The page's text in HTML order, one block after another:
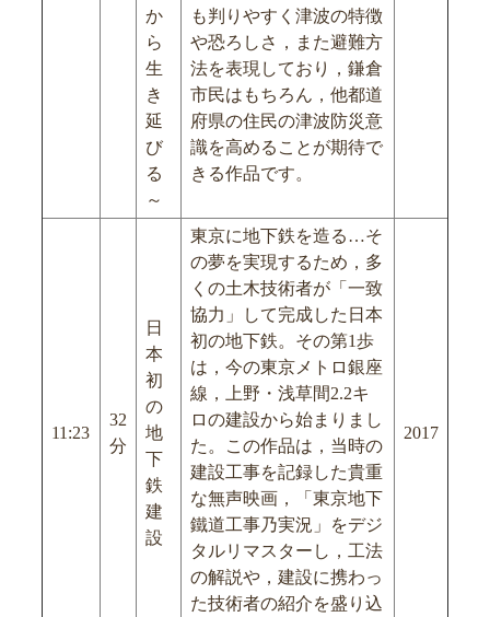
か
ら
生
き
延
び
る
～
も判りやすく津波の特徴
や恐ろしさ，また避難方
法を表現しており，鎌倉
市民はもちろん，他都道
府県の住民の津波防災意
識を高めることが期待で
きる作品です。
11:23
32
分
日
本
初
の
地
下
鉄
建
設
東京に地下鉄を造る…そ
の夢を実現するため，多
くの土木技術者が「一致
協力」して完成した日本
初の地下鉄。その第1歩
は，今の東京メトロ銀座
線，上野・浅草間2.2キ
ロの建設から始まりまし
た。この作品は，当時の
建設工事を記録した貴重
な無声映画，「東京地下
鐵道工事乃実況」をデジ
タルリマスターし，工法
の解説や，建設に携わっ
た技術者の紹介を盛り込
2017